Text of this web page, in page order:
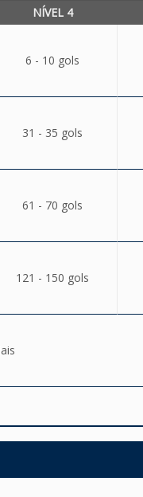
NÍVEL 4
6 - 10 gols
31 - 35 gols
61 - 70 gols
121 - 150 gols